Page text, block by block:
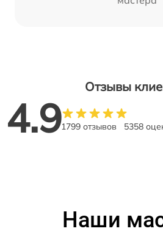
Отзывы
4.91799 отзывов 5358
Наши